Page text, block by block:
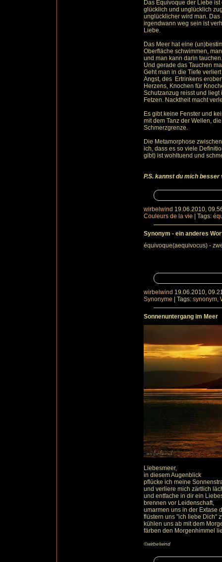
Das Équivoque der Liebe
glücklich und unglücklich
unglücklicher wird man.
irgendwann weg sein ist
Liebe.
Das Meer hat eine
Oberfläche schwimmen,
und man kann darin tauchen.
Und gerade das Tauchen
Geht man in die Tiefe
Angst, des Ertrinkens
Herzens, Knochen für
Schutzanzug reisst und
Fetzen. Nacktheit macht
Es gibt keine Fenster und
mit dem Tanz der Wellen,
Schmerzgrenze.
Die Metamorphose
ich, dass es so viele
gibt) ist wohltuend und
P.S. kannst du mich
wirbelwind 19.06.2010,
Couleurs de la vie
Tags:
Synonym - ein anderes
équivoque(aequivocus) -
wirbelwind 19.06.2010,
Synonyme
Tags: synonym,
Sonnenuntergang im Meer
Liebesmeer,
in diesem Augenblick
pflücke ich meine
und verliere mich zärtlich
und entfache in dir ein
brennen vor Leidenschaft,
umarmen uns in der Extase
flüstern uns "ich liebe Dich"
kühlen uns ab mit dem
färben den Morgenhimmel
©wirbelwind